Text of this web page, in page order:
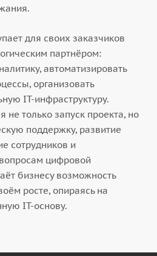
для своих заказчиков
партнёром:
автоматизировать
организовать
IT-инфраструктуру.
не только запуск проекта, но
поддержку, развитие
сотрудников и
цифровой
бизнесу возможность
росте, опираясь на
IT-основу.